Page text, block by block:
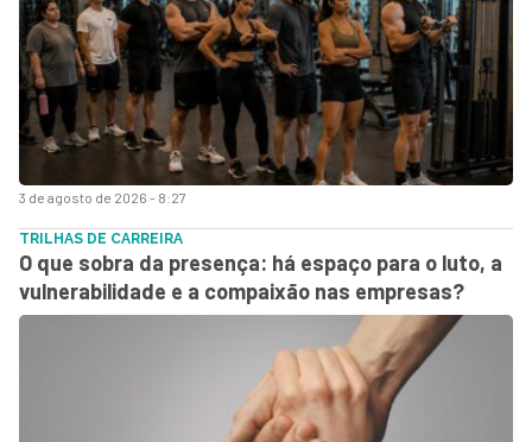
3 de agosto de 2026 - 8:27
TRILHAS DE CARREIRA
O que sobra da presença: há espaço para o luto, a
vulnerabilidade e a compaixão nas empresas?